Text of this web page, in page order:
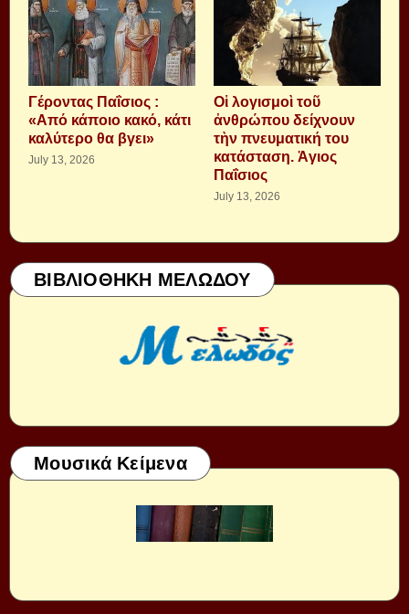
Γέροντας Παΐσιος :
«Από κάποιο κακό, κάτι
καλύτερο θα βγει»
July 13, 2026
Οἱ λογισμοὶ τοῦ
ἀνθρώπου δείχνουν
τὴν πνευματική του
κατάσταση. Ἁγιος
Παΐσιος
July 13, 2026
ΒΙΒΛΙΟΘΗΚΗ ΜΕΛΩΔΟΥ
Μουσικά Κείμενα